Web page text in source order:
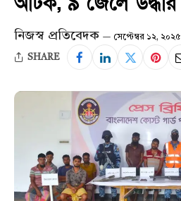
নিজস্ব প্রতিবেদক সেপ্টেম্বর ১২, ২০২৫
SHARE